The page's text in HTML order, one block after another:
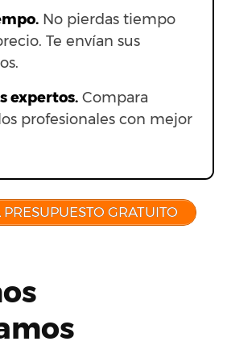
No pierdas tiempo
Te envían sus
expertos. Compara
profesionales con mejor
GRATUITO